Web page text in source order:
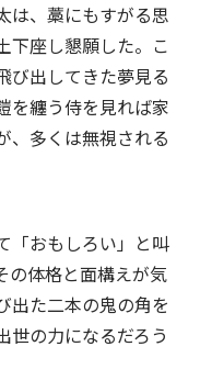
は、藁にもすがる思
下座し懇願した。こ
び出してきた夢見る
を纏う侍を見れば家
、多くは無視される
「おもしろい」と叫
の体格と面構えが気
出た二本の鬼の角を
世の力になるだろう